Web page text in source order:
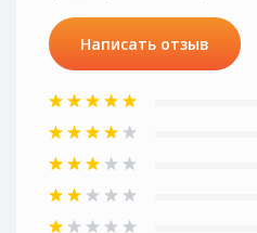
Написать отзыв